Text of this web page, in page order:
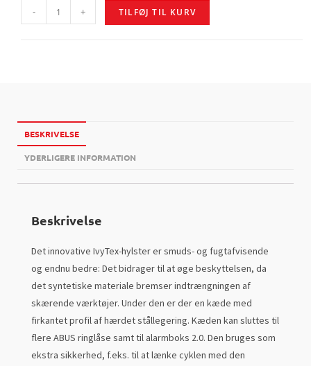
- + TILFØJ TIL KURV
BESKRIVELSE
YDERLIGERE INFORMATION
Beskrivelse
Det innovative IvyTex-hylster er smuds- og fugtafvisende
og endnu bedre: Det bidrager til at øge beskyttelsen, da
det syntetiske materiale bremser indtrængningen af
skærende værktøjer. Under den er der en kæde med
firkantet profil af hærdet stållegering. Kæden kan sluttes til
flere ABUS ringlåse samt til alarmboks 2.0. Den bruges som
ekstra sikkerhed, f.eks. til at lænke cyklen med den